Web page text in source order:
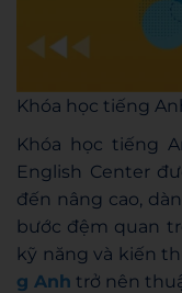
Khóa học tiếng
Khóa học tiếng
English Center
đến nâng cao,
bước đệm quan
kỹ năng và kiến
g Anh trở nên